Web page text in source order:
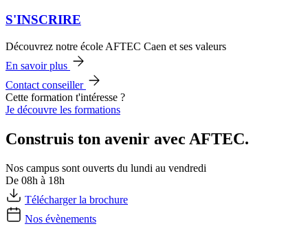
S'INSCRIRE
Découvrez notre école AFTEC Caen et ses valeurs
En savoir plus
Contact conseiller
Cette formation t'intéresse ?
Je découvre les formations
Construis ton avenir avec AFTEC.
Nos campus sont ouverts du lundi au vendredi
De 08h à 18h
Télécharger la brochure
Nos évènements